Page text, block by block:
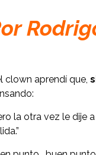
clown aprendí que,
la otra vez le dije